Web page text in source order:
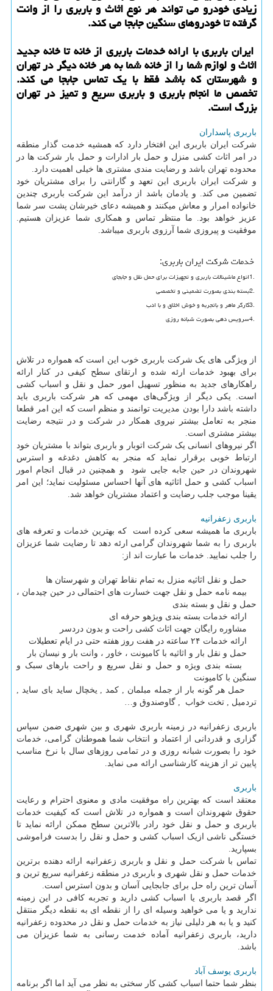
زیادی خودرو می تواند هر نوع اثاث و باربری را از وانت
گرفته تا خودروهای سنگین جابجا می کند.
ایران باربری با ارائه خدمات باربری از خانه تا خانه جدید
اثاث و لوازم شما را از خانه شما به هر خانه دیگر در تهران
و شهرستان که باشد فقط با یک تماس جابجا می کند.
تخصص ما انجام باربری و باربری سریع و تمیز در تهران
بزرگ است.
باربری پاسداران
شرکت ایران باربری این افتخار دارد که همشیه خدمت گذار منطقه
در امر اثاث کشی منزل و حمل بار ادارات و حمل بار شرکت ها در
محدوده تهران باشد و رضایت مندی مشتری ها خیلی اهمیت دارد
و شرکت ایران باربری این تعهد و گارانتی را برای مشتریان خود
تضمین می کند. و یادمان باشد از درآمد این شرکت باربری چندین
خانواده امرار و معاش میکنند و همیشه دعای خیرشان پشت سر شما
عزیز خواهد بود. ما منتظر تماس و همکاری شما عزیزان هستیم.
موفقیت و پیروزی شما آرزوی باربری میباشد.
خدمات شرکت ایران باربری:
1.انواع ماشینالات باربری و تجهیزات برای حمل نقل و جابجای
2.بسته بندی بصورت تضمینی و تخصصی
3.کارگر ماهر و باتجربه و خوش اخلاق و با ادب
4.سرویس دهی بصورت شبانه روزی
از ویژگی های یک شرکت باربری خوب این است که همواره در تلاش
برای بهبود خدمات ارئه شده و ارتقای سطح کیفی در کنار ارائه
راهکارهای جدید به منظور تسهیل امور حمل و نقل و اسباب کشی
است. یکی دیگر از ویژگی‌های مهمی که هر شرکت باربری باید
داشته باشد دارا بودن مدیریت توانمند و منظم است که این امر قطعا
منجر به تعامل بیشتر نیروی همکار در شرکت و در نتیجه رضایت
بیشتر مشتری است.
اگر نیروهای انسانی یک شرکت اتوبار و باربری بتواند با مشتریان خود
ارتباط خوبی برقرار نماید که منجر به کاهش دغدغه و استرس
شهروندان در حین جابه جایی شود و همچنین در قبال انجام امور
اسباب کشی و حمل اثاثیه های آنها احساس مسئولیت نماید؛ این امر
یقینا موجب جلب رضایت و اعتماد مشتریان خواهد شد.
باربری زعفرانیه
باربری ما همیشه سعی کرده است که بهترین خدمات و تعرفه های
باربری را به شما شهروندان گرامی ارئه دهد تا رضایت شما عزیزان
را جلب نمایید. خدمات ما عبارت اند از :
حمل و نقل اثاثیه منزل به تمام نقاط تهران و شهرستان ها
بیمه نامه حمل و نقل جهت خسارت های احتمالی در حین چیدمان ،
حمل و نقل و بسته بندی
ارائه خدمات بسته بندی ویژهو حرفه ای
مشاوره رایگان جهت اثاث کشی راحت و بدون دردسر
ارائه خدمات ۲۴ ساعته در هفت روز هفته حتی در ایام تعطیلات
حمل و نقل بار و اثاثیه با کامیونت ، خاور ، وانت بار و نیسان بار
بسته بندی ویژه و حمل و نقل سریع و راحت بارهای سبک و
سنگین با کامیونت
حمل هر گونه بار از جمله مبلمان , کمد , یخچال ساید بای ساید ,
تردمیل , تخت خواب , گاوصندوق و
باربری زعفرانیه در زمینه باربری شهری و بین شهری ضمن سپاس
گزاری و قدردانی از اعتماد و انتخاب شما هموطنان گرامی، خدمات
خود را بصورت شبانه روزی و در تمامی روزهای سال با نرخ مناسب
پایین تر از هزینه کارشناسی ارائه می نماید.
باربری
معتقد است که بهترین راه موفقیت مادی و معنوی احترام و رعایت
حقوق شهروندان است و همواره در تلاش است که کیفیت خدمات
باربری و حمل و نقل خود رادر بالاترین سطح ممکن ارائه نماید تا
خستگی ناشی ازیک اسباب کشی و حمل و نقل را بدست فراموشی
بسپارید.
تماس با شرکت حمل و نقل و باربری زعفرانیه ارائه دهنده برترین
خدمات حمل و نقل شهری و باربری در منطقه زعفرانیه سریع ترین و
آسان ترین راه حل برای جابجایی آسان و بدون استرس است.
اگر قصد باربری یا اسباب کشی دارید و تجربه کافی در این زمینه
ندارید و یا می خواهید وسیله ای را از نقطه ای به نقطه دیگر منتقل
کنید و یا به هر دلیلی نیاز به خدمات حمل و نقل در محدوده زعفرانیه
دارید، باربری زعفرانیه آماده خدمت رسانی به شما عزیزان می
باشد.
باربری یوسف آباد
بنظر شما حتما اسباب کشی کار سختی به نظر می آید اما اگر برنامه